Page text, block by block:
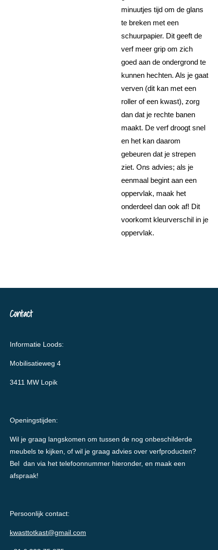
minuutjes tijd om de glans
te breken met een
schuurpapier. Dit geeft de
verf meer grip om zich
goed aan de ondergrond te
kunnen hechten. Als je gaat
verven (dit kan met een
roller of een kwast), zorg
dan dat je rechte banen
maakt. De verf droogt snel
en het kan daarom
gebeuren dat je strepen
ziet. Ons advies; als je
eenmaal begint aan een
oppervlak, maak het
onderdeel dan ook af! Dit
voorkomt kleurverschil in je
oppervlak.
Contact
Informatie Loods:
Mobilisatieweg 4
3411 MW Lopik
Openingstijden:
Wil je graag langskomen om tussen de nog onbeschilderde
meubels te kijken, of wil je graag advies over verfproducten?
Bel dan via het telefoonnummer hieronder, en maak een
afspraak!
Persoonlijk contact:
kwasttotkast@gmail.com